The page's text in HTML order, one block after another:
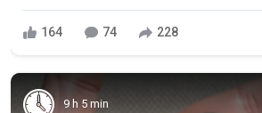
164 74 228
9 h 5 min